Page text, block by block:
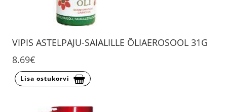
VIPIS ASTELPAJU-SAIALILLE ÕLIAEROSOOL 31G
8.69€
Lisa ostukorvi